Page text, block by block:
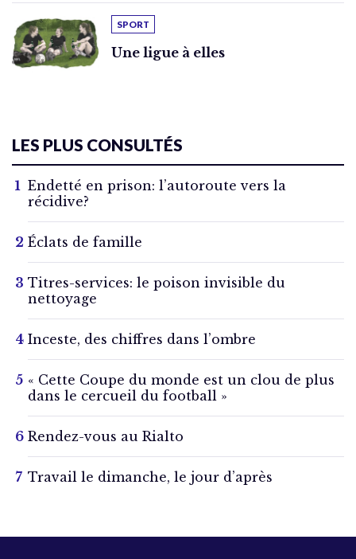
SPORT
Une ligue à elles
LES PLUS CONSULTÉS
Endetté en prison: l’autoroute vers la
récidive?
Éclats de famille
Titres-services: le poison invisible du
nettoyage
Inceste, des chiffres dans l’ombre
« Cette Coupe du monde est un clou de plus
dans le cercueil du football »
Rendez-vous au Rialto
Travail le dimanche, le jour d’après